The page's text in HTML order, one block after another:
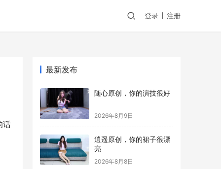
登录 注册
话
最新发布
随心原创，你的演技很好
2026年8月9日
逍遥原创，你的裙子很漂
亮
2026年8月8日